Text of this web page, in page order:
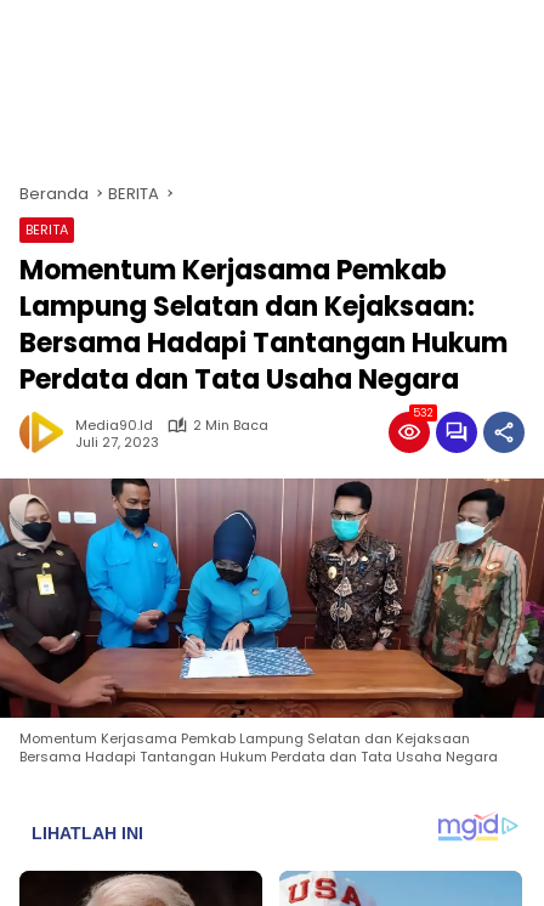
Beranda BERITA
BERITA
Momentum Kerjasama Pemkab
Lampung Selatan dan Kejaksaan:
Bersama Hadapi Tantangan Hukum
Perdata dan Tata Usaha Negara
Media90.id
2 Min Baca
Juli 27, 2023
532
Momentum Kerjasama Pemkab Lampung Selatan dan Kejaksaan
Bersama Hadapi Tantangan Hukum Perdata dan Tata Usaha Negara